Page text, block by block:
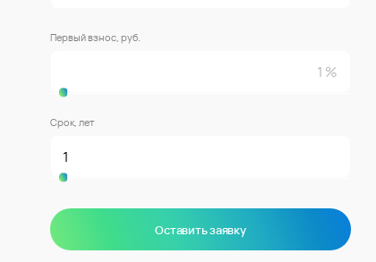
Первый взнос, руб.
Срок, лет
Оставить заявку